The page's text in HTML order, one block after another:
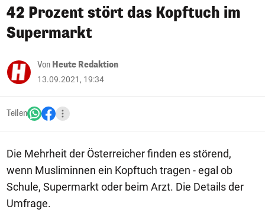
42 Prozent stört das Kopftuch im
Supermarkt
Von Heute Redaktion
13.09.2021, 19:34
Teilen
Die Mehrheit der Österreicher finden es störend,
wenn Musliminnen ein Kopftuch tragen - egal ob
Schule, Supermarkt oder beim Arzt. Die Details der
Umfrage.